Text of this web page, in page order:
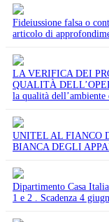
Fideiussione falsa o
articolo di
LA VERIFICA DEI
QUALITÀ
la qualità dell’ambiente
UNITEL AL FIANCO
BIANCA DEGLI
Dipartimento Casa
1 e 2 . Scadenza 4